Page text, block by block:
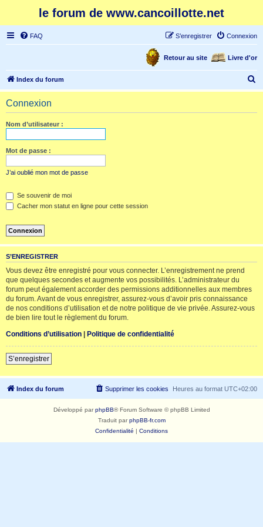
le forum de www.cancoillotte.net
FAQ Connexion
S’enregistrer
Livre d'or
Retour au site
Index du forum
e
Connexion
Nom d’utilisateur :
Mot de passe :
J’ai oublié mon mot de passe
Se souvenir de moi
Cacher mon statut en ligne pour cette session
S’ENREGISTRER
Vous devez être enregistré pour vous connecter. L’enregistrement ne prend
que quelques secondes et augmente vos possibilités. L’administrateur du
forum peut également accorder des permissions additionnelles aux membres
du forum. Avant de vous enregistrer, assurez-vous d’avoir pris connaissance
de nos conditions d’utilisation et de notre politique de vie privée. Assurez-vous
de bien lire tout le règlement du forum.
Conditions d’utilisation | Politique de confidentialité
S’enregistrer
Index du forum Heures au format UTC+02:00
Supprimer les cookies
Développé parphpBB® Forum Software © phpBB Limited
Traduit parphpBB-fr.com
Confidentialité | Conditions